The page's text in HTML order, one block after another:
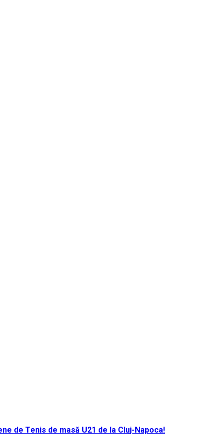
de Tenis de masă U21 de la Cluj-Napoca!